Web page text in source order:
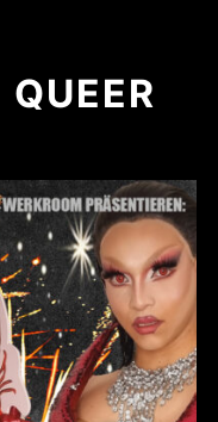
QUEER